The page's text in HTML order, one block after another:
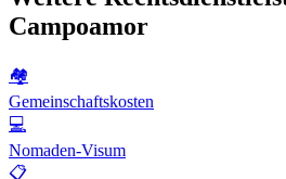
Campoamor
🏘️
Gemeinschaftskosten
💻
Nomaden-Visum
📋